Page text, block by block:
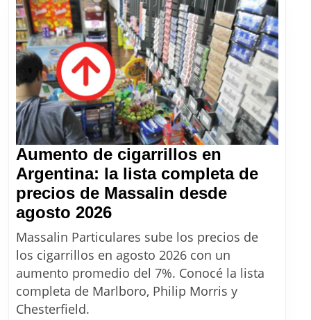
mercado
prevé
que
llegue
a
un
2%
Aumento de cigarrillos en
Argentina: la lista completa de
precios de Massalin desde
agosto 2026Aumento
de
cigarrillos
en
Argentina:
Massalin Particulares sube los precios de
los cigarrillos en agosto 2026 con un
aumento promedio del 7%. Conocé la lista
completa de Marlboro, Philip Morris y
Chesterfield.